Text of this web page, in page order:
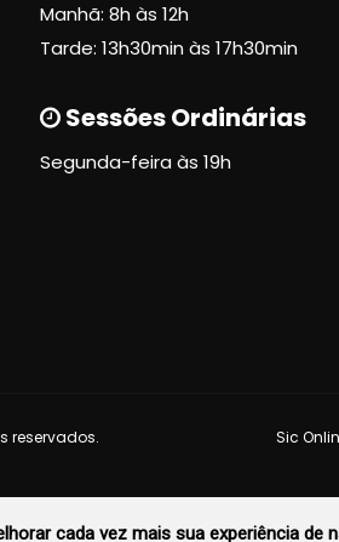
Manhã: 8h às 12h
Tarde: 13h30min às 17h30min
Sessões Ordinárias
Segunda-feira às 19h
reservados. Sic
cada vez mais sua experiência de